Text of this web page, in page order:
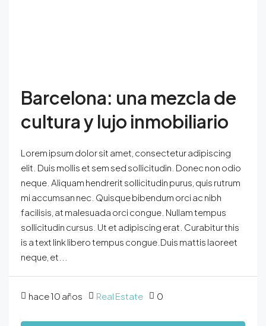
Barcelona: una mezcla de
cultura y lujo inmobiliario
Lorem ipsum dolor sit amet, consectetur adipiscing
elit. Duis mollis et sem sed sollicitudin. Donec non odio
neque. Aliquam hendrerit sollicitudin purus, quis rutrum
mi accumsan nec. Quisque bibendum orci ac nibh
facilisis, at malesuada orci congue. Nullam tempus
sollicitudin cursus. Ut et adipiscing erat. Curabitur this
is a text link libero tempus congue.Duis mattis laoreet
neque, et...
hace 10 años Real Estate 0